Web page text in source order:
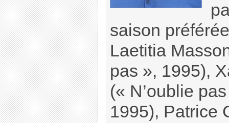
saison
Laetitia
pas », 1995),
(« N’oublie
1995), Patrice